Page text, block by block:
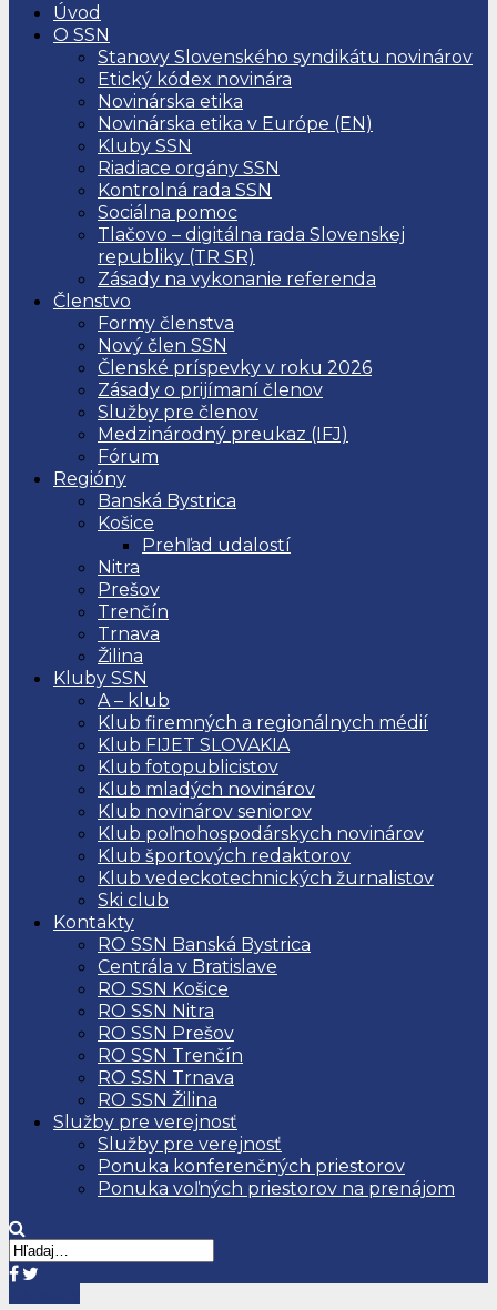
Úvod
O SSN
Stanovy Slovenského syndikátu novinárov
Etický kódex novinára
Novinárska etika
Novinárska etika v Európe (EN)
Kluby SSN
Riadiace orgány SSN
Kontrolná rada SSN
Sociálna pomoc
Tlačovo – digitálna rada Slovenskej
republiky (TR SR)
Zásady na vykonanie referenda
Členstvo
Formy členstva
Nový člen SSN
Členské príspevky v roku 2026
Zásady o prijímaní členov
Služby pre členov
Medzinárodný preukaz (IFJ)
Fórum
Regióny
Banská Bystrica
Košice
Prehľad udalostí
Nitra
Prešov
Trenčín
Trnava
Žilina
Kluby SSN
A – klub
Klub firemných a regionálnych médií
Klub FIJET SLOVAKIA
Klub fotopublicistov
Klub mladých novinárov
Klub novinárov seniorov
Klub poľnohospodárskych novinárov
Klub športových redaktorov
Klub vedeckotechnických žurnalistov
Ski club
Kontakty
RO SSN Banská Bystrica
Centrála v Bratislave
RO SSN Košice
RO SSN Nitra
RO SSN Prešov
RO SSN Trenčín
RO SSN Trnava
RO SSN Žilina
Služby pre verejnosť
Služby pre verejnosť
Ponuka konferenčných priestorov
Ponuka voľných priestorov na prenájom